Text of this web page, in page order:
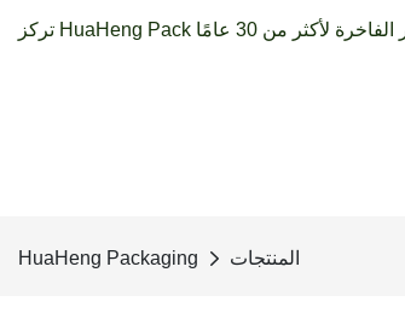
HuaHeng Packaging المنتجات